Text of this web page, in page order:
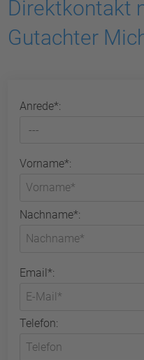
Direktkontakt
Gutachter
Anrede*:
Vorname*:
Nachname*:
Email*:
Telefon: